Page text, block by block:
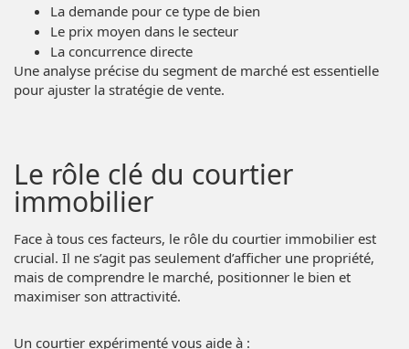
La demande pour ce type de bien
Le prix moyen dans le secteur
La concurrence directe
Une analyse précise du segment de marché est essentielle
pour ajuster la stratégie de vente.
Le rôle clé du courtier
immobilier
Face à tous ces facteurs, le rôle du courtier immobilier est
crucial. Il ne s’agit pas seulement d’afficher une propriété,
mais de comprendre le marché, positionner le bien et
maximiser son attractivité.
Un courtier expérimenté vous aide à :